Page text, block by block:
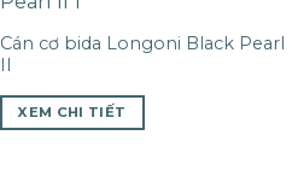
Cán cơ bida Longoni Black Pearl
XEM CHI TIẾT